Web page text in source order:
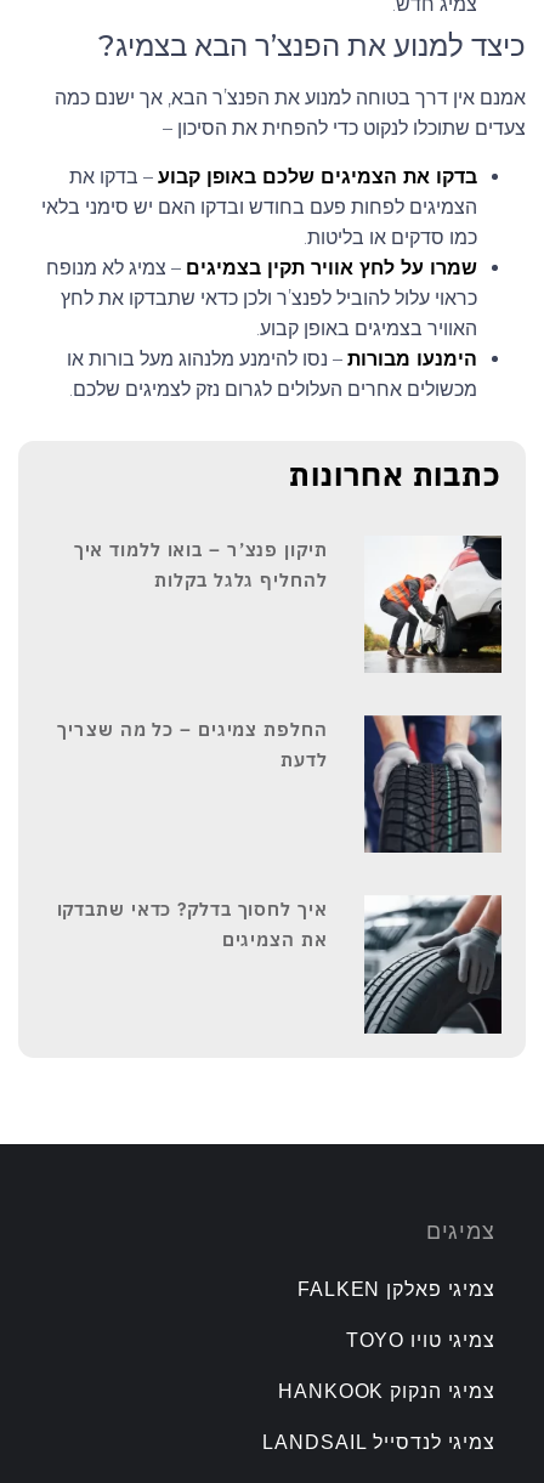
95
96
97
98
כיצד למנוע את הפנצ’ר הבא בצמיג?
אמנם אין דרך בטוחה למנוע את הפנצ’ר הבא, אך ישנם כמה
צעדים שתוכלו לנקוט כדי להפחית את הסיכון –
בדקו את הצמיגים שלכם באופן קבוע – בדקו את
הצמיגים לפחות פעם בחודש ובדקו האם יש סימני בלאי
כמו סדקים או בליטות.
שמרו על לחץ אוויר תקין בצמיגים – צמיג לא מנופח
כראוי עלול להוביל לפנצ’ר ולכן כדאי שתבדקו את לחץ
האוויר בצמיגים באופן קבוע.
הימנעו מבורות – נסו להימנע מלנהוג מעל בורות או
מכשולים אחרים העלולים לגרום נזק לצמיגים שלכם.
כתבות אחרונות
תיקון פנצ’ר – בואו ללמוד איך
להחליף גלגל בקלות
החלפת צמיגים – כל מה שצריך
לדעת
איך לחסוך בדלק? כדאי שתבדקו
את הצמיגים
צמיגים
צמיגי פאלקן FALKEN
צמיגי טויו TOYO
צמיגי הנקוק HANKOOK
צמיגי לנדסייל LANDSAIL